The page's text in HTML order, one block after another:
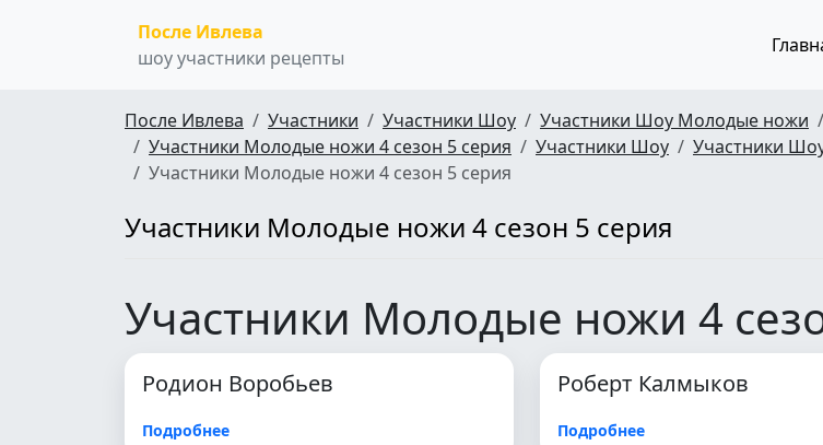
После Ивлева
шоу участники рецепты
После Ивлева Участники Участники Шоу Участники Шоу Молодые ножи
Участники Молодые ножи 4 сезон 5 серия
Участники Шоу Участники
Участники Молодые ножи 4 сезон 5 серия
Участники Молодые ножи 4 сезон 5 серия
Участники Молодые ножи 4
Родион Воробьев
Подробнее
Роберт Калмыков
Подробнее